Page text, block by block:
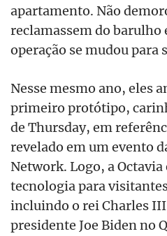
apartamento. Não
reclamassem do barulho
operação se mudou para
Nesse mesmo ano, eles
primeiro protótipo,
de Thursday, em
revelado em um evento
Network. Logo, a
tecnologia para
incluindo o rei Charles
presidente Joe Biden no